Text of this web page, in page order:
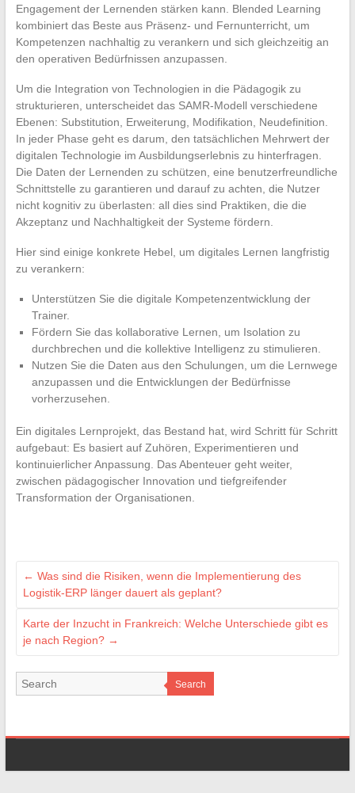
Engagement der Lernenden stärken kann. Blended Learning
kombiniert das Beste aus Präsenz- und Fernunterricht, um
Kompetenzen nachhaltig zu verankern und sich gleichzeitig an
den operativen Bedürfnissen anzupassen.
Um die Integration von Technologien in die Pädagogik zu
strukturieren, unterscheidet das SAMR-Modell verschiedene
Ebenen: Substitution, Erweiterung, Modifikation, Neudefinition.
In jeder Phase geht es darum, den tatsächlichen Mehrwert der
digitalen Technologie im Ausbildungserlebnis zu hinterfragen.
Die Daten der Lernenden zu schützen, eine benutzerfreundliche
Schnittstelle zu garantieren und darauf zu achten, die Nutzer
nicht kognitiv zu überlasten: all dies sind Praktiken, die die
Akzeptanz und Nachhaltigkeit der Systeme fördern.
Hier sind einige konkrete Hebel, um digitales Lernen langfristig
zu verankern:
Unterstützen Sie die digitale Kompetenzentwicklung der
Trainer.
Fördern Sie das kollaborative Lernen, um Isolation zu
durchbrechen und die kollektive Intelligenz zu stimulieren.
Nutzen Sie die Daten aus den Schulungen, um die Lernwege
anzupassen und die Entwicklungen der Bedürfnisse
vorherzusehen.
Ein digitales Lernprojekt, das Bestand hat, wird Schritt für Schritt
aufgebaut: Es basiert auf Zuhören, Experimentieren und
kontinuierlicher Anpassung. Das Abenteuer geht weiter,
zwischen pädagogischer Innovation und tiefgreifender
Transformation der Organisationen.
← Was sind die Risiken, wenn die Implementierung des
Logistik-ERP länger dauert als geplant?
Karte der Inzucht in Frankreich: Welche Unterschiede gibt es
je nach Region? →
Search